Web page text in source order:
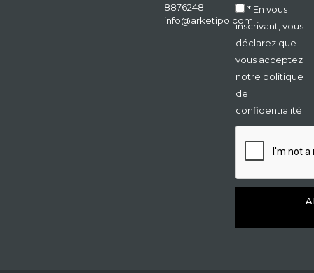
8876248
info@arketipo.com
* En vous
inscrivant, vous
déclarez que
vous acceptez
notre politique
de
confidentialité.